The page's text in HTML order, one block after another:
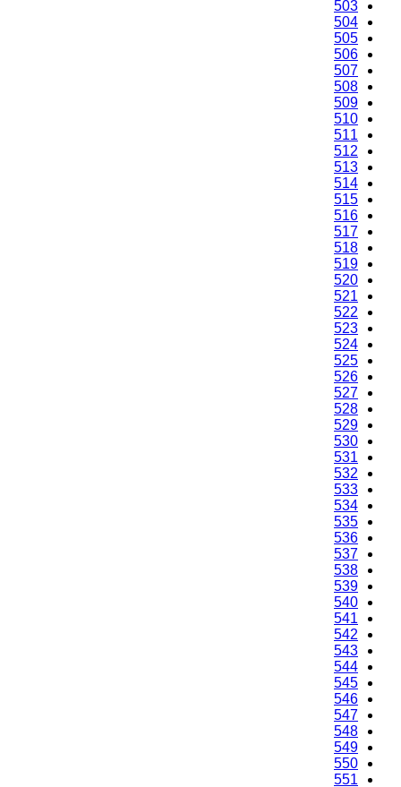
503
504
505
506
507
508
509
510
511
512
513
514
515
516
517
518
519
520
521
522
523
524
525
526
527
528
529
530
531
532
533
534
535
536
537
538
539
540
541
542
543
544
545
546
547
548
549
550
551